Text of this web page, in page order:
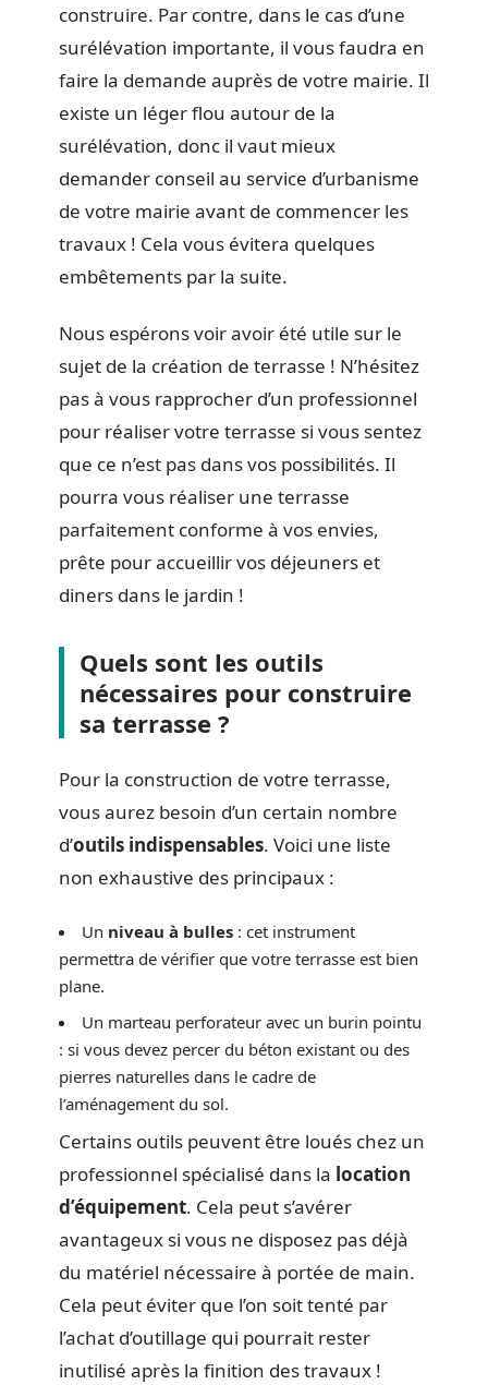
construire. Par contre, dans le cas d’une
surélévation importante, il vous faudra en
faire la demande auprès de votre mairie. Il
existe un léger flou autour de la
surélévation, donc il vaut mieux
demander conseil au service d’urbanisme
de votre mairie avant de commencer les
travaux ! Cela vous évitera quelques
embêtements par la suite.
Nous espérons voir avoir été utile sur le
sujet de la création de terrasse ! N’hésitez
pas à vous rapprocher d’un professionnel
pour réaliser votre terrasse si vous sentez
que ce n’est pas dans vos possibilités. Il
pourra vous réaliser une terrasse
parfaitement conforme à vos envies,
prête pour accueillir vos déjeuners et
diners dans le jardin !
Quels sont les outils
nécessaires pour construire
sa terrasse ?
Pour la construction de votre terrasse,
vous aurez besoin d’un certain nombre
d’outils indispensables. Voici une liste
non exhaustive des principaux :
Un niveau à bulles : cet instrument
permettra de vérifier que votre terrasse est bien
plane.
Un marteau perforateur avec un burin pointu
: si vous devez percer du béton existant ou des
pierres naturelles dans le cadre de
l’aménagement du sol.
Certains outils peuvent être loués chez un
professionnel spécialisé dans la location
d’équipement. Cela peut s’avérer
avantageux si vous ne disposez pas déjà
du matériel nécessaire à portée de main.
Cela peut éviter que l’on soit tenté par
l’achat d’outillage qui pourrait rester
inutilisé après la finition des travaux !